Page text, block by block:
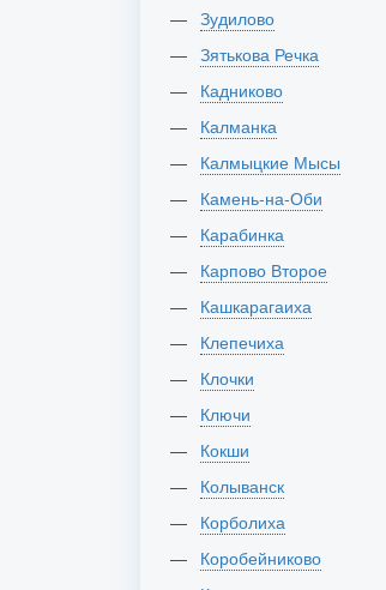
Зудилово
Зятькова Речка
Кадниково
Калманка
Калмыцкие Мысы
Камень-на-Оби
Карабинка
Карпово Второе
Кашкарагаиха
Клепечиха
Клочки
Ключи
Кокши
Колыванск
Корболиха
Коробейниково